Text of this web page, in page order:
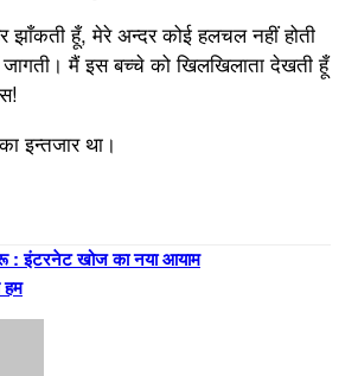
झाँकती हूँ, मेरे अन्दर कोई हलचल नहीं होती
मैं इस बच्चे को खिलखिलाता देखती हूँ
इन्तजार था।
: इंटरनेट खोज का नया आयाम